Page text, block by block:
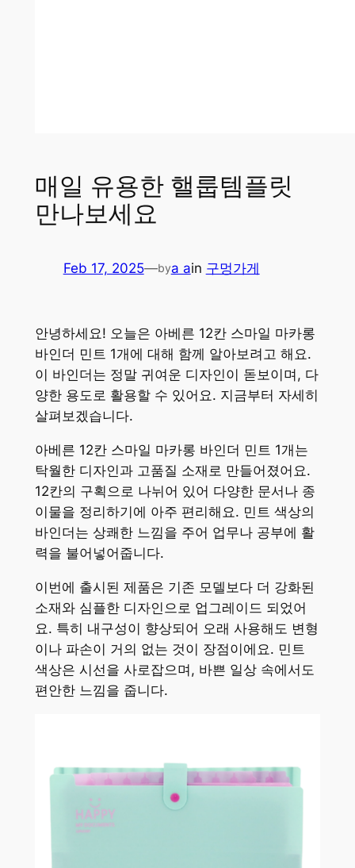
매일 유용한 핼룹템플릿
만나보세요
Feb 17, 2025—bya ain 구멍가게
안녕하세요! 오늘은 아베른 12칸 스마일 마카롱
바인더 민트 1개에 대해 함께 알아보려고 해요.
이 바인더는 정말 귀여운 디자인이 돋보이며, 다
양한 용도로 활용할 수 있어요. 지금부터 자세히
살펴보겠습니다.
아베른 12칸 스마일 마카롱 바인더 민트 1개는
탁월한 디자인과 고품질 소재로 만들어졌어요.
12칸의 구획으로 나뉘어 있어 다양한 문서나 종
이물을 정리하기에 아주 편리해요. 민트 색상의
바인더는 상쾌한 느낌을 주어 업무나 공부에 활
력을 불어넣어줍니다.
이번에 출시된 제품은 기존 모델보다 더 강화된
소재와 심플한 디자인으로 업그레이드 되었어
요. 특히 내구성이 향상되어 오래 사용해도 변형
이나 파손이 거의 없는 것이 장점이에요. 민트
색상은 시선을 사로잡으며, 바쁜 일상 속에서도
편안한 느낌을 줍니다.